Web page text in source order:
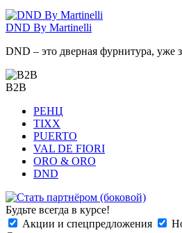
DND By Martinelli
DND – это дверная фурнитура, уже
B2B
РЕНЦ
TIXX
PUERTO
VAL DE FIORI
ORO & ORO
DND
Будьте всегда в курсе!
Акции и спецпредложения